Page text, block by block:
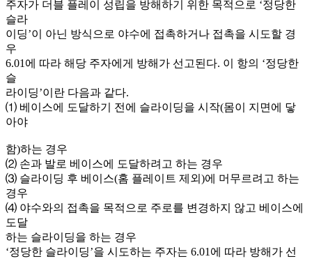
주자가 더블 플레이 성립을 방해하기 위한 목적으로 ‘정당한
슬라
이딩’이 아닌 방식으로 야수에 접촉하거나 접촉을 시도할 경
우
6.01에 따라 해당 주자에게 방해가 선고된다. 이 항의 ‘정당한
슬
라이딩’이란 다음과 같다.
⑴ 베이스에 도달하기 전에 슬라이딩을 시작(몸이 지면에 닿
아야
함)하는 경우
⑵ 손과 발로 베이스에 도달하려고 하는 경우
⑶ 슬라이딩 후 베이스(홈 플레이트 제외)에 머무르려고 하는
경우
⑷ 야수와의 접촉을 목적으로 주로를 변경하지 않고 베이스에
도달
하는 슬라이딩을 하는 경우
‘정당한 슬라이딩’을 시도하는 주자는 6.01에 따라 방해가 선